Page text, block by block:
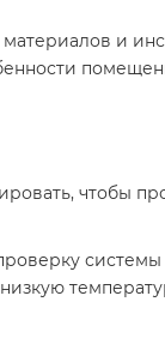
и
чтобы